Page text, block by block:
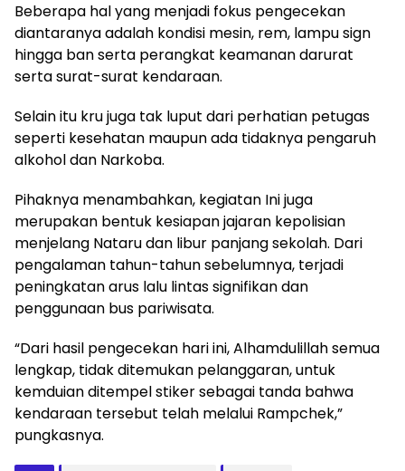
Beberapa hal yang menjadi fokus pengecekan
diantaranya adalah kondisi mesin, rem, lampu sign
hingga ban serta perangkat keamanan darurat
serta surat-surat kendaraan.
Selain itu kru juga tak luput dari perhatian petugas
seperti kesehatan maupun ada tidaknya pengaruh
alkohol dan Narkoba.
Pihaknya menambahkan, kegiatan Ini juga
merupakan bentuk kesiapan jajaran kepolisian
menjelang Nataru dan libur panjang sekolah. Dari
pengalaman tahun-tahun sebelumnya, terjadi
peningkatan arus lalu lintas signifikan dan
penggunaan bus pariwisata.
“Dari hasil pengecekan hari ini, Alhamdulillah semua
lengkap, tidak ditemukan pelanggaran, untuk
kemduian ditempel stiker sebagai tanda bahwa
kendaraan tersebut telah melalui Rampchek,”
pungkasnya.